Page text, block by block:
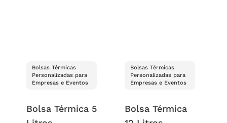
Bolsas Térmicas
Personalizadas para
Empresas e Eventos
Bolsa Térmica 5
Bolsas Térmicas
Personalizadas para
Empresas e Eventos
Bolsa Térmica